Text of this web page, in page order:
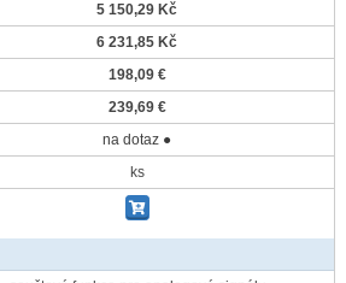
5 150,29 Kč
6 231,85 Kč
198,09 €
239,69 €
na dotaz ●
ks